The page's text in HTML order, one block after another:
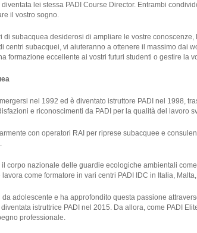
diventata lei stessa PADI Course Director. Entrambi
il vostro sogno.
di subacquea desiderosi di ampliare le vostre
centri subacquei, vi aiuteranno a ottenere il massimo dai
formazione eccellente ai vostri futuri studenti o gestire la
nel 1992 ed è diventato istruttore PADI nel 1998,
e riconoscimenti da PADI per la qualità del lavoro
con operatori RAI per riprese subacquee e
corpo nazionale delle guardie ecologiche ambientali
come formatore in vari centri PADI IDC in Italia,
adolescente e ha approfondito questa passione
istruttrice PADI nel 2015. Da allora, come PADI
professionale.